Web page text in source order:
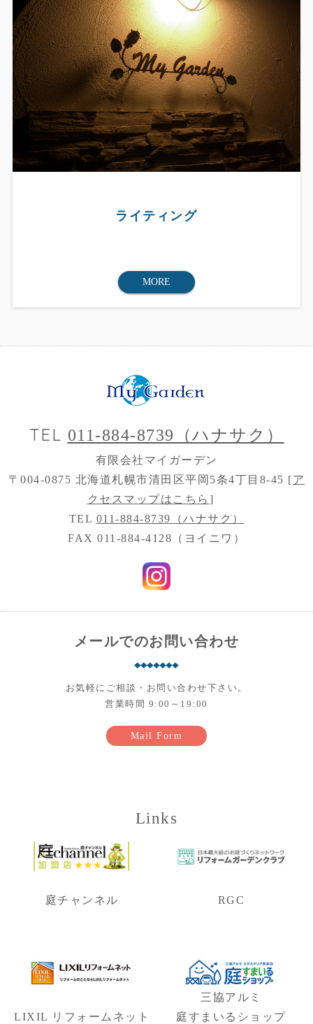
ライティング
MORE
TEL 011-884-8739（ハナサク）
有限会社マイガーデン
〒004-0875 北海道札幌市清田区平岡5条4丁目8-45 [ア
クセスマップはこちら ]
TEL 011-884-8739（ハナサク）
FAX 011-884-4128（ヨイニワ）
メールでのお問い合わせ
お気軽にご相談・お問い合わせ下さい。
営業時間 9:00～19:00
Mail Form
Links
庭チャンネル RGC
LIXIL リフォームネット
三協アルミ
庭すまいるショップ